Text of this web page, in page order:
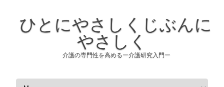
ひとにやさしくじぶんに
やさしく
介護の専門性を高めるー介護研究入門ー
コンテンツへスキップ